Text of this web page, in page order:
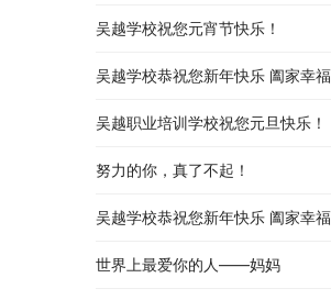
吴越学校祝您元宵节快乐！
吴越学校恭祝您新年快乐 阖家幸福
吴越职业培训学校祝您元旦快乐！
努力的你，真了不起！
吴越学校恭祝您新年快乐 阖家幸福
世界上最爱你的人——妈妈